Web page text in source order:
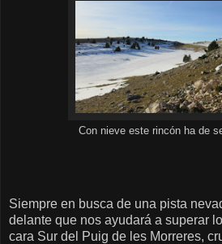
Con nieve este rincón ha de
Siempre en busca de una pista
delante que nos ayudará a superar
cara Sur del Puig de les Morreres,